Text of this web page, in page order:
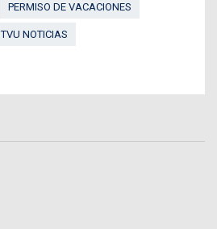
PERMISO DE VACACIONES
TVU NOTICIAS